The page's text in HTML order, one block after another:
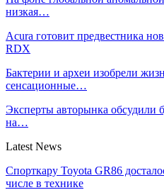
низкая…
Acura готовит предвестника
RDX
Бактерии и археи изобрели
сенсационные…
Эксперты авторынка обсудили
на…
Latest News
Спорткару Toyota GR86
числе в технике